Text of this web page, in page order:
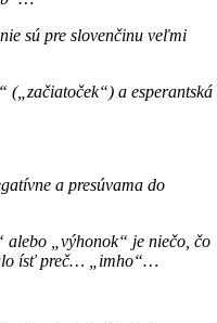
sú pre slovenčinu veľmi
a esperantská
a presúvama do
alebo „výhonok“ je niečo, čo
ísť preč… „imho“…